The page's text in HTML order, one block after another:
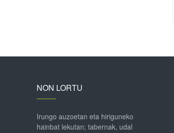
NON LORTU
Irungo auzoetan eta hiriguneko
hainbat lekutan; tabernak, udal